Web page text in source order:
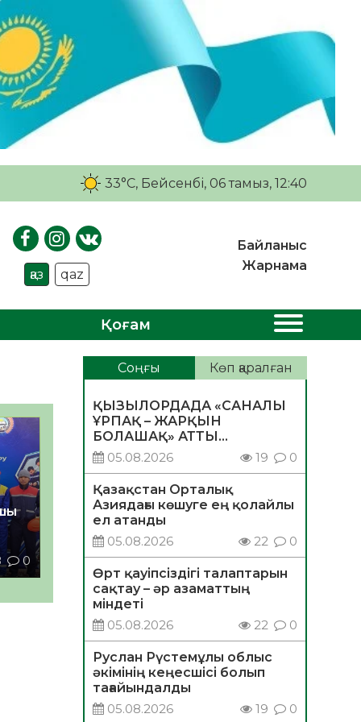
33°C, Бейсенбі, 06 тамыз, 12:40
қаз qaz
Байланыс
Жарнама
Қоғам
0
Соңғы Көп қаралған
ҚЫЗЫЛОРДАДА «САНАЛЫ
ҰРПАҚ – ЖАРҚЫН
БОЛАШАҚ» АТТЫ
КЕҢЕЙТІЛГЕН МӘЖІЛІС
ӨТТІ
05.08.2026 19 0
Қазақстан Орталық
Азиядағы көшуге ең қолайлы
ел атанды
05.08.2026
22 0
Өрт қауіпсіздігі талаптарын
сақтау – әр азаматтың
міндеті
05.08.2026
22 0
Руслан Рүстемұлы облыс
әкімінің кеңесшісі болып
тағайындалды
05.08.2026
19 0